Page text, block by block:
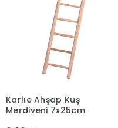
Karlıe Ahşap Kuş
Merdiveni 7x25cm